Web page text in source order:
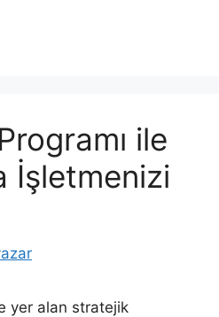
ile
İşletmenizi
yer alan stratejik